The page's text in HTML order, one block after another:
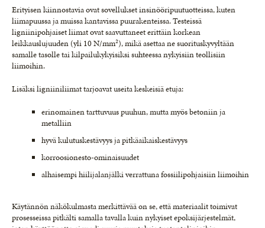
Erityisen kiinnostavia ovat sovellukset insinööripuutuotteissa, kuten
liimapuussa ja muissa kantavissa puurakenteissa. Testeissä
ligniinipohjaiset liimat ovat saavuttaneet erittäin korkean
leikkauslujuuden (yli 10 N/mm²), mikä asettaa ne suorituskyvyltään
samalle tasolle tai kilpailukykyisiksi suhteessa nykyisiin teollisiin
liimoihin.
Lisäksi ligniiniliimat tarjoavat useita keskeisiä etuja:
erinomainen tarttuvuus puuhun, mutta myös betoniin ja
metalliin
hyvä kulutuskestävyys ja pitkäaikaiskestävyys
korroosionesto-ominaisuudet
alhaisempi hiilijalanjälki verrattuna fossiilipohjaisiin liimoihin
Käytännön näkökulmasta merkittävää on se, että materiaalit toimivat
prosesseissa pitkälti samalla tavalla kuin nykyiset epoksijärjestelmät,